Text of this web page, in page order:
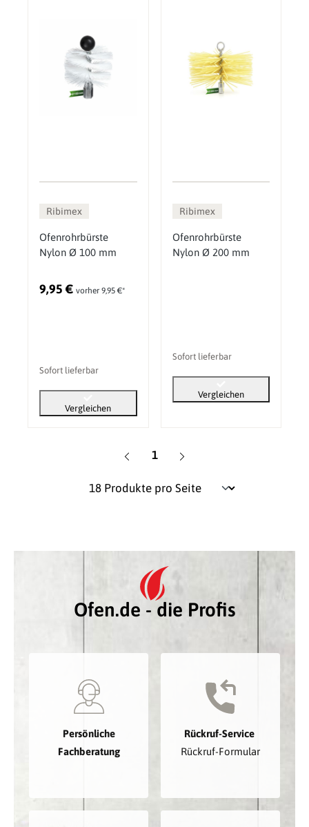
Ribimex
Ofenrohrbürste
Nylon Ø 100 mm
9,95 € vorher 9,95 €*
Sofort lieferbar
Vergleichen
Ribimex
Ofenrohrbürste
Nylon Ø 200 mm
Sofort lieferbar
Vergleichen
Seite
1
Ofen.de - die Profis
Persönliche
Fachberatung
Rückruf-Service
Rückruf-Formular